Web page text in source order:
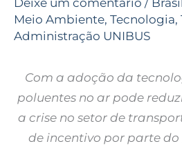
Deixe um comentário / Brasil
Meio Ambiente, Tecnologia,
Administração UNIBUS
Com a adoção da
poluentes no ar pode
a crise no setor de
de incentivo por parte